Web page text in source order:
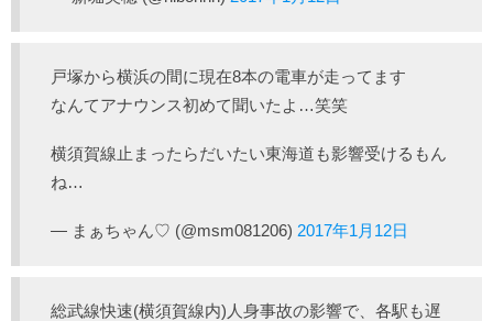
戸塚から横浜の間に現在8本の電車が走ってます
なんてアナウンス初めて聞いたよ…笑笑
横須賀線止まったらだいたい東海道も影響受けるもん
ね…
— まぁちゃん♡ (@msm081206) 2017年1月12日
総武線快速(横須賀線内)人身事故の影響で、各駅も遅